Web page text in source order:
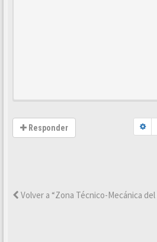
Responder
Volver a “Zona Técnico-Mecánica del